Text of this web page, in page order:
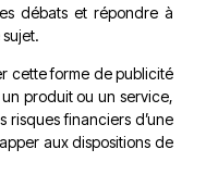
débats et répondre à
cette forme de publicité
produit ou un service,
financiers d’une
aux dispositions de